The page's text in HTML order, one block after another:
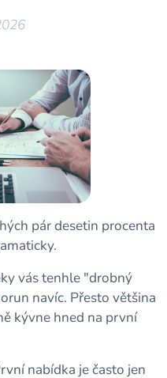
pár desetin procenta
vás tenhle "drobný
navíc. Přesto většina
kývne hned na první
nabídka je často jen